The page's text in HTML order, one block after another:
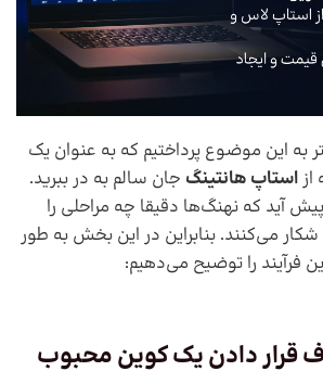
به این موضوع پرداختیم که به عنوان یک
استاپ هانتینگ جان سالم به در ببرید.
آید که نهنگ‌ها دقیقا چه مراحلی را
می‌کنند. بنابراین در این بخش به طور
فرآیند را توضیح می‌دهیم:
قرار دادن یک کوین محبوب